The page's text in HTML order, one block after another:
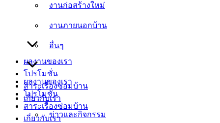
งานก่อสร้างใหม่
งานภายนอกบ้าน
อื่นๆ
ผลงานของเรา
โปรโมชั่น
สาระเรื่องซ่อมบ้าน
เกี่ยวกับเรา
งานภายนอกบ้าน
อื่นๆ
ผลงานของเรา
โปรโมชั่น
สาระเรื่องซ่อมบ้าน
เกี่ยวกับเรา
ข่าวและกิจกรรม